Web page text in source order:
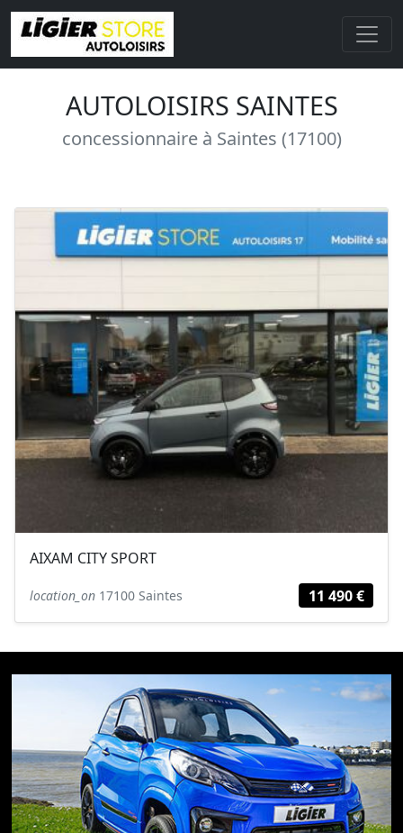
AUTOLOISIRS SAINTES
concessionnaire à Saintes (17100)
AIXAM CITY SPORT
location_on 17100 Saintes 11 490 €